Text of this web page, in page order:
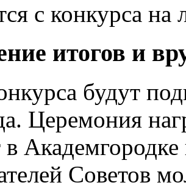
с конкурса на
итогов и
будут
Церемония
в
Советов